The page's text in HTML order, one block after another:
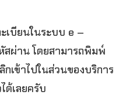
เบียนในระบบ e –
สผ่าน โดยสามารถพิมพ์
กเข้าไปในส่วนของบริการ
ด้เลยครับ